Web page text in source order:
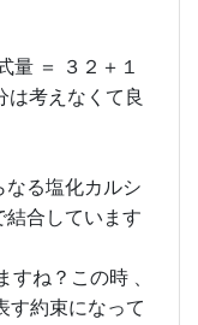
量 ＝ ３２＋１
は考えなくて良
なる塩化カルシ
結合しています
すね？この時 、
す約束になって